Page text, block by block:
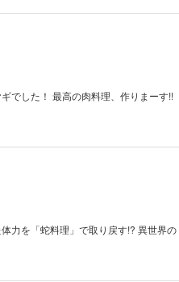
でした！ 最高の肉料理、作りまーす!!
力を「蛇料理」で取り戻す!? 異世界の